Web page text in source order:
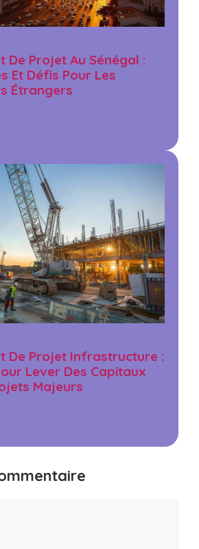
De Projet Au Sénégal :
Et Défis Pour Les
Étrangers
De Projet Infrastructure :
Lever Des Capitaux
Majeurs